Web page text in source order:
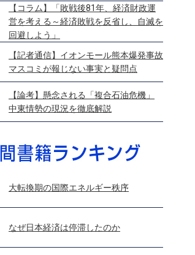
【コラム】「敗戦後81年、経済財政運
営を考える～経済敗戦を反省し、自滅を
回避しよう」
【記者通信】イオンモール熊本爆発事故
マスコミが報じない事実と疑問点
【論考】懸念される「複合石油危機」
中東情勢の現況を徹底解説
大転換期の国際エネルギー秩序
なぜ日本経済は停滞したのか